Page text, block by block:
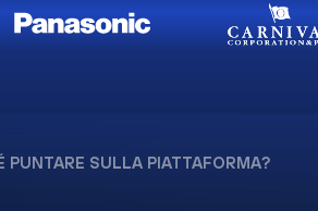
PUNTARE SULLA PIATTAFORMA?